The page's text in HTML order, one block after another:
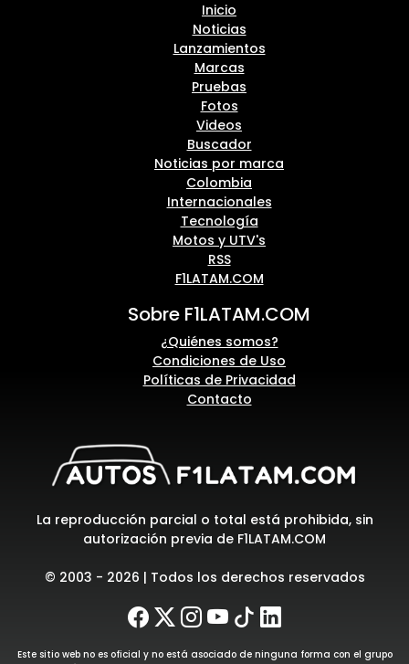
Inicio
Noticias
Lanzamientos
Marcas
Pruebas
Fotos
Videos
Buscador
Noticias por marca
Colombia
Internacionales
Tecnología
Motos y UTV's
RSS
F1LATAM.COM
Sobre F1LATAM.COM
¿Quiénes somos?
Condiciones de Uso
Políticas de Privacidad
Contacto
La reproducción parcial o total está prohibida, sin
autorización previa de F1LATAM.COM
© 2003 - 2026 | Todos los derechos reservados
Este sitio web no es oficial y no está asociado de ninguna forma con el grupo